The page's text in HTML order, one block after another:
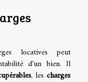
locatives peut
d'un bien. Il
, les charges